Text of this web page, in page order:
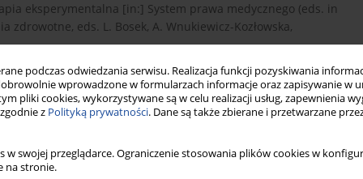
podczas odwiedzania serwisu. Realizacja funkcji pozyskiwania
wprowadzone w formularzach informacje oraz zapisywanie w
pliki cookies, wykorzystywane są w celu realizacji usług, zapewnienia
z Polityką prywatności. Dane są także zbierane i przetwarzane
w swojej przeglądarce. Ograniczenie stosowania plików cookies w
na stronie.
eksperymentalna [in:] System prawa medycznego (eds. in
zdrowotne, eds. L. Bosek, A. Wnukiewicz-Kozłowska,
P., Why do people take part in vaccine trials? A mixed
2023, vol. 114: 10786, [doi: